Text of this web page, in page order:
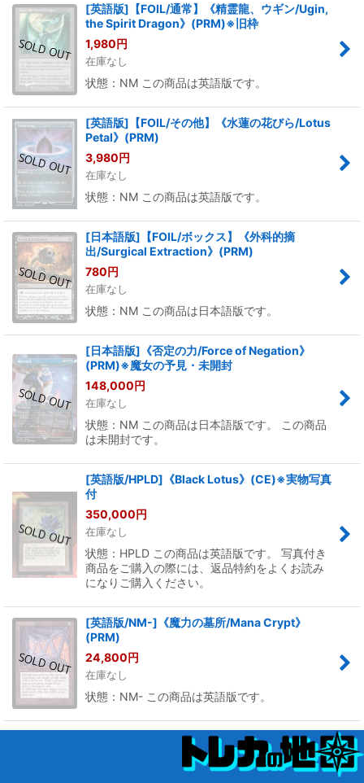
[英語版]【FOIL/通常】《精霊龍、ウギン/Ugin,
the Spirit Dragon》(PRM)※旧枠
1,980円
在庫なし
状態：NM この商品は英語版です。
[英語版]【FOIL/その他】《水蓮の花びら/Lotus
Petal》(PRM)
3,980円
在庫なし
状態：NM この商品は英語版です。
[日本語版]【FOIL/ボックス】《外科的摘
出/Surgical Extraction》(PRM)
780円
在庫なし
状態：NM この商品は日本語版です。
[日本語版]《否定の力/Force of Negation》
(PRM)※魔女の予見・未開封
148,000円
在庫なし
状態：NM この商品は日本語版です。 この商品
は未開封です。
[英語版/HPLD]《Black Lotus》(CE)※実物写真
付
350,000円
在庫なし
状態：HPLD この商品は英語版です。 写真付き
商品をご購入の際には、返品特約をよくお読み
になりご購入ください。
[英語版/NM-]《魔力の墓所/Mana Crypt》
(PRM)
24,800円
在庫なし
状態：NM- この商品は英語版です。